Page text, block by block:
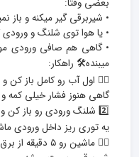
• گاهی هم صافی ورودی